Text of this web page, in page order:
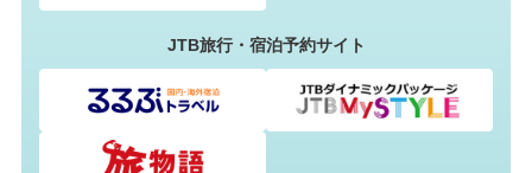
JTB旅行・宿泊予約サイト